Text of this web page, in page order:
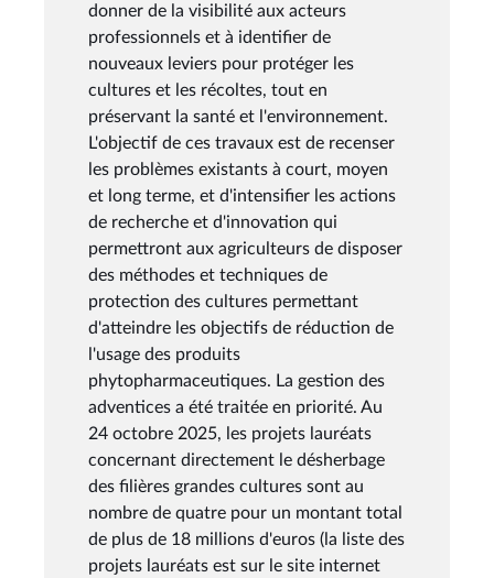
donner de la visibilité aux acteurs
professionnels et à identifier de
nouveaux leviers pour protéger les
cultures et les récoltes, tout en
préservant la santé et l'environnement.
L'objectif de ces travaux est de recenser
les problèmes existants à court, moyen
et long terme, et d'intensifier les actions
de recherche et d'innovation qui
permettront aux agriculteurs de disposer
des méthodes et techniques de
protection des cultures permettant
d'atteindre les objectifs de réduction de
l'usage des produits
phytopharmaceutiques. La gestion des
adventices a été traitée en priorité. Au
24 octobre 2025, les projets lauréats
concernant directement le désherbage
des filières grandes cultures sont au
nombre de quatre pour un montant total
de plus de 18 millions d'euros (la liste des
projets lauréats est sur le site internet